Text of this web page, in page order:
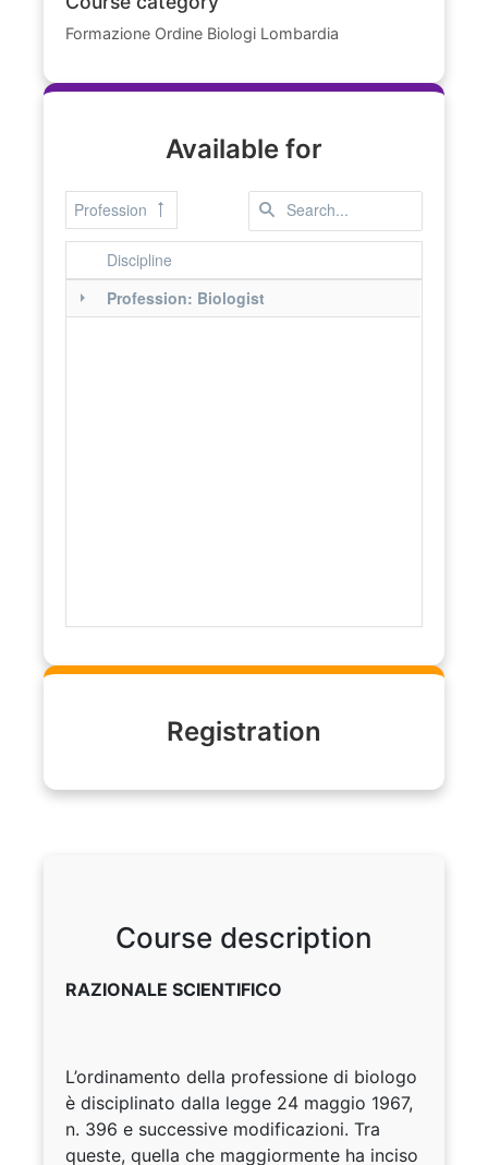
Formazione Ordine Biologi Lombardia
Available for
Profession
Discipline
Profession: Biologist
Registration
Course description
RAZIONALE SCIENTIFICO
L’ordinamento della professione di biologo
è disciplinato dalla legge 24 maggio 1967,
n. 396 e successive modificazioni. Tra
queste, quella che maggiormente ha inciso